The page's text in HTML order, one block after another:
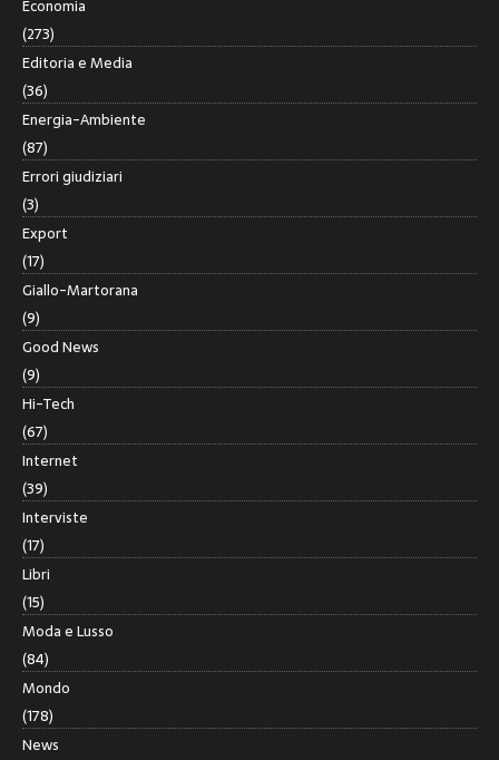
Economia
(273)
Editoria e Media
(36)
Energia-Ambiente
(87)
Errori giudiziari
(3)
Export
(17)
Giallo-Martorana
(9)
Good News
(9)
Hi-Tech
(67)
Internet
(39)
Interviste
(17)
Libri
(15)
Moda e Lusso
(84)
Mondo
(178)
News